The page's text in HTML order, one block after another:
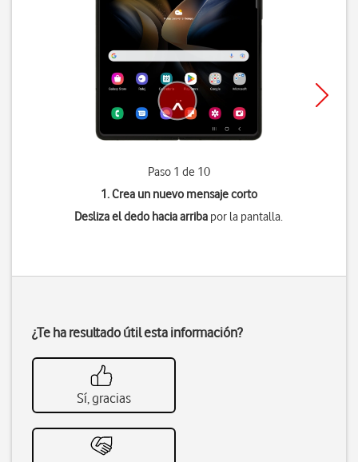
Paso 1 de 10
1. Crea un nuevo mensaje corto
Desliza el dedo hacia arriba por la pantalla.
¿Te ha resultado útil esta información?
Sí, gracias